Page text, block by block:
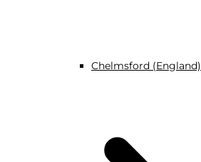
Chelmsford (England)